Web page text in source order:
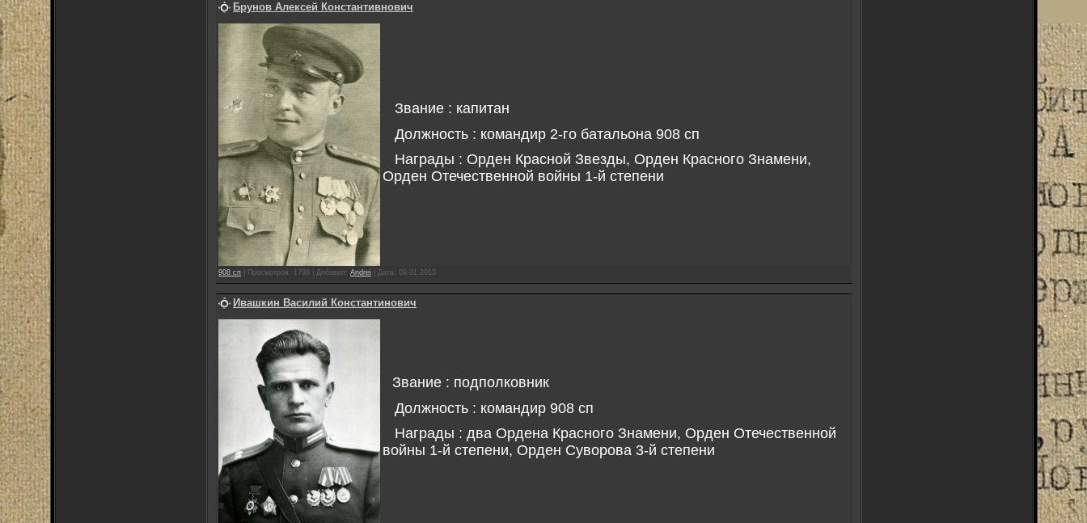
Брунов Алексей Константивнович
Звание : капитан
Должность : командир 2-го батальона 908 сп
Награды : Орден Красной Звезды, Орден Красного Знамени,
Орден Отечественной войны 1-й степени
908 сп Просмотров: 1798 Добавил: Andrei Дата: 09.01.2013
Ивашкин Василий Константинович
Звание : подполковник
Должность : командир 908 сп
Награды : два Ордена Красного Знамени, Орден Отечественной
войны 1-й степени, Орден Суворова 3-й степени